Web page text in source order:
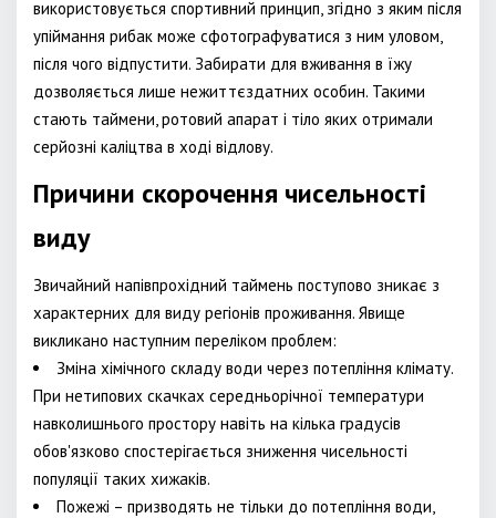
використовується спортивний принцип, згідно з яким після
упіймання рибак може сфотографуватися з ним уловом,
після чого відпустити. Забирати для вживання в їжу
дозволяється лише нежиттєздатних особин. Такими
стають таймени, ротовий апарат і тіло яких отримали
серйозні каліцтва в ході відлову.
Причини скорочення чисельності
виду
Звичайний напівпрохідний таймень поступово зникає з
характерних для виду регіонів проживання. Явище
викликано наступним переліком проблем:
Зміна хімічного складу води через потепління клімату.
При нетипових скачках середньорічної температури
навколишнього простору навіть на кілька градусів
обов'язково спостерігається зниження чисельності
популяції таких хижаків.
Пожежі – призводять не тільки до потепління води,